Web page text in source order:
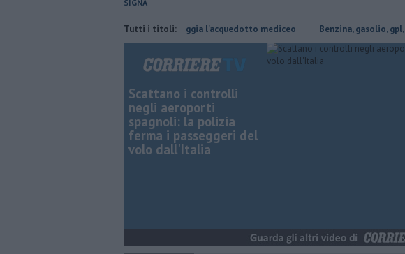
SIGNA
Tutti i titoli:
Per captare l'acqua danneggia l'acquedotto mediceo ​Benzina, gasolio, gpl, ecco
Scattano i controlli
negli aeroporti
spagnoli: la polizia
ferma i passeggeri del
volo dall'Italia